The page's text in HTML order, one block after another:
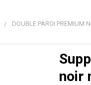
DOUBLE PAROI PREMIUM
noir